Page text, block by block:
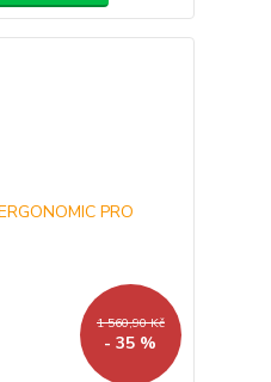
1 560,90 Kč
- 35 %